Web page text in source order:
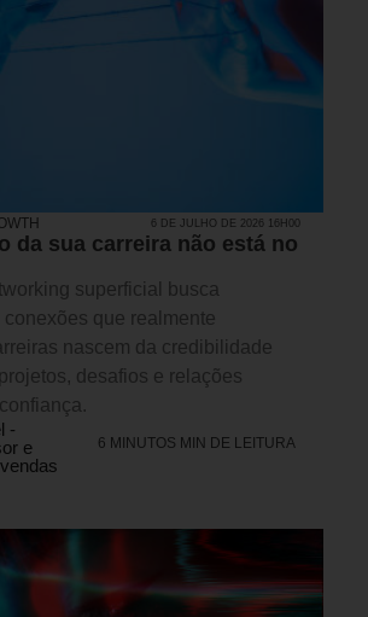
6 DE JULHO DE 2026 16H00
da sua carreira não está no
superficial busca
que realmente
nascem da credibilidade
desafios e relações
-
e
6 MINUTOS MIN DE LEITURA